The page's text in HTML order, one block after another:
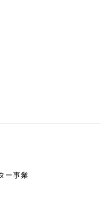
ー事業